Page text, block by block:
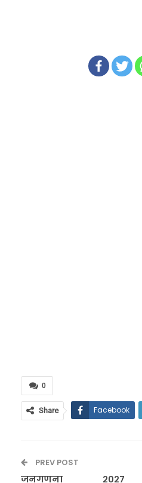
0
Share Facebook
PREV POST
जनगणना २०२७